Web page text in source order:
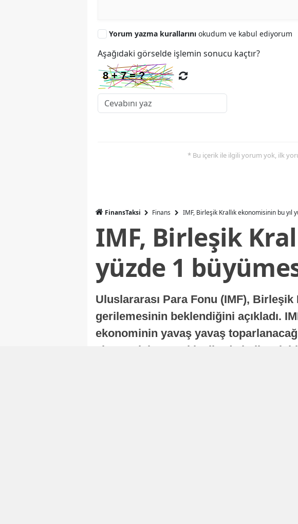
Yorum yazma kurallarını okudum ve kabul ediyorum
Aşağıdaki görselde işlemin sonucu kaçtır?
* Bu içerik ile ilgili yorum yok, ilk
FinansTaksi Finans IMF, Birleşik Krallık ekonomisinin bu
IMF, Birleşik
yüzde 1
Uluslararası Para Fonu (IMF), Birleşik
gerilemesinin beklendiğini açıkladı.
ekonominin yavaş yavaş
ekonomisi, sonraki yıllarda istikrarlı